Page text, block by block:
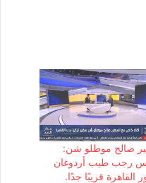
صالح موطلو شن:
رجب طيب أردوغان
القاهرة قريبًا جدًا.